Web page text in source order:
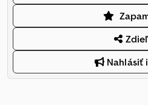
Nahlásiť